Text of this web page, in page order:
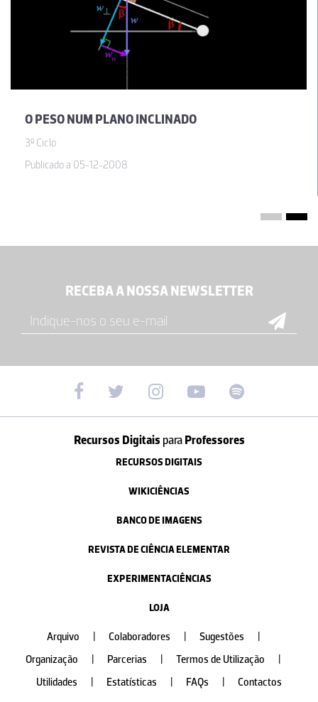
O PESO NUM PLANO INCLINADO
3º Ciclo
Publicado a 05-12-2008
RECEBA A NOSSA NEWSLETTER
Recursos Digitais paraProfessores
RECURSOS DIGITAIS
WIKICIÊNCIAS
BANCO DE IMAGENS
REVISTA DE CIÊNCIA ELEMENTAR
EXPERIMENTACIÊNCIAS
LOJA
Arquivo Colaboradores Sugestões
Organização
Parcerias Termos de Utilização
Utilidades
Estatísticas FAQs Contactos